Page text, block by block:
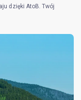
dzięki AtoB. Twój